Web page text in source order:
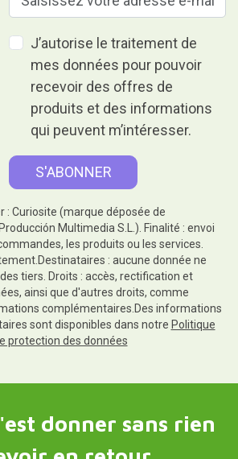
J’autorise le traitement de
mes données pour pouvoir
recevoir des offres de
produits et des informations
qui peuvent m’intéresser.
: Curiosite (marque déposée de
Multimedia S.L.). Finalité : envoi
les produits ou les services.
: aucune donnée ne
tiers. Droits : accès, rectification et
ainsi que d'autres droits, comme
complémentaires.Des informations
sont disponibles dans notre Politique
protection des données
donner sans rien